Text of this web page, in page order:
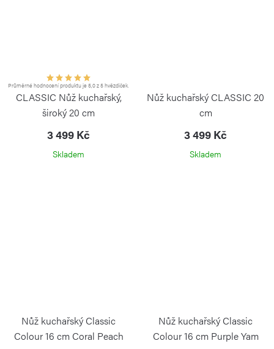
Průměrné hodnocení produktu je 5,0 z 5 hvězdiček.
CLASSIC Nůž kuchařský,
široký 20 cm
3 499 Kč
Skladem
Nůž kuchařský CLASSIC 20
cm
3 499 Kč
Skladem
Nůž kuchařský Classic
Colour 16 cm Coral Peach
Nůž kuchařský Classic
Colour 16 cm Purple Yam